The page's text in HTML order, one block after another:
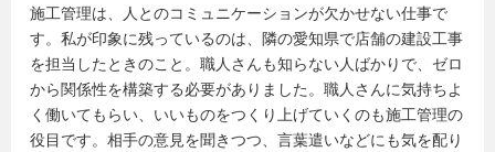
施工管理は、人とのコミュニケーションが欠かせない仕事で
す。私が印象に残っているのは、隣の愛知県で店舗の建設工事
を担当したときのこと。職人さんも知らない人ばかりで、ゼロ
から関係性を構築する必要がありました。職人さんに気持ちよ
く働いてもらい、いいものをつくり上げていくのも施工管理の
役目です。相手の意見を聞きつつ、言葉遣いなどにも気を配り